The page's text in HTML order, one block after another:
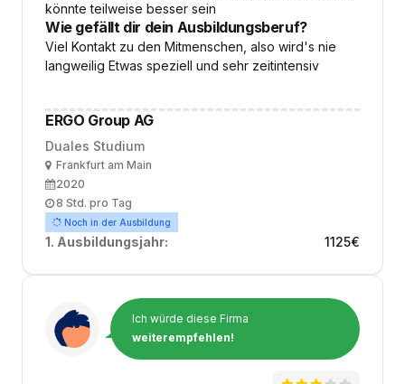
könnte teilweise besser sein
Wie gefällt dir dein Ausbildungsberuf?
Viel Kontakt zu den Mitmenschen, also wird's nie
langweilig Etwas speziell und sehr zeitintensiv
ERGO Group AG
Duales Studium
OrtFrankfurt am Main
Ausbildungsbeginn
2020
Arbeitszeit
8 Std. pro Tag
Noch in der Ausbildung
1. Ausbildungsjahr: 1125€
Ich würde diese Firma
weiterempfehlen!